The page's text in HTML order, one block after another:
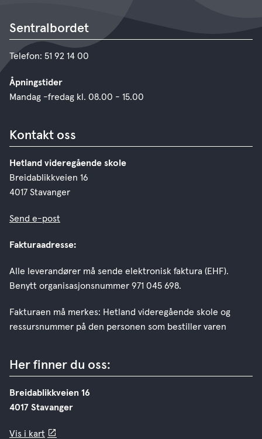
Sentralbordet
Telefon: 51 92 14 00
Åpningstider
Mandag -fredag kl. 08.00 - 15.00
Kontakt oss
Hetland videregående skole
Breidablikkveien 16
4017 Stavanger
Send e-post
Fakturaadresse:
Alle leverandører må sende elektronisk faktura (EHF).
Benytt organisasjonsnummer 971 045 698.
Fakturaen må merkes: Hetland videregående skole og
ressursnummer på den personen som bestiller varen
Her finner du oss:
Breidablikkveien 16
4017 Stavanger
Vis i kart